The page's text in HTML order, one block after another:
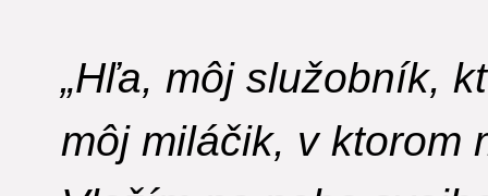
„Hľa, môj služobník,
môj miláčik, v ktorom